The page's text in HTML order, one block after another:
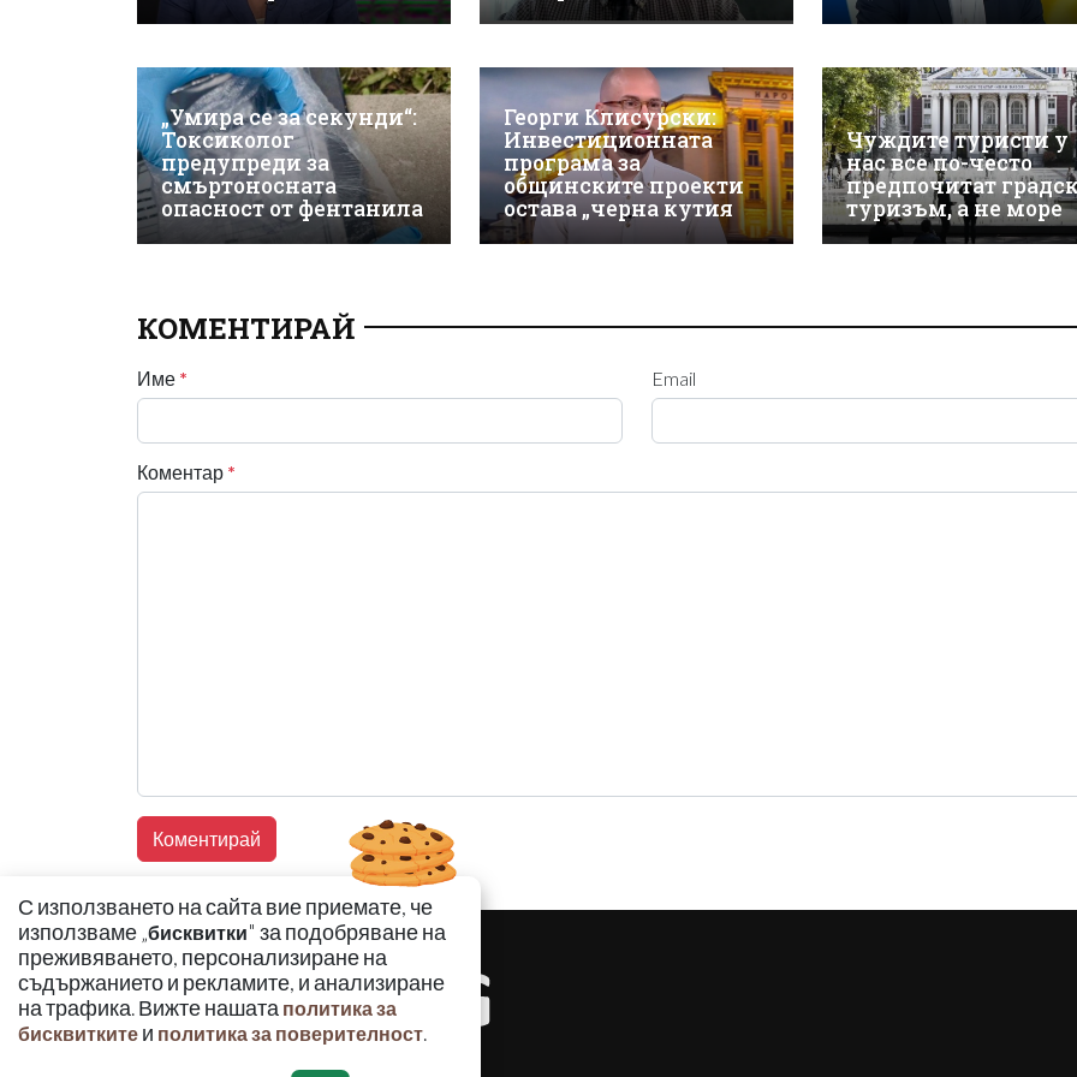
„Умира се за секунди“:
Токсиколог
предупреди за
смъртоносната
опасност от фентанила
Георги Клисурски:
Инвестиционната
програма за
общинските проекти
остава „черна кутия
Чуждите туристи у
нас все по-често
предпочитат
туризъм, а не море
КОМЕНТИРАЙ
Име * Email
Коментар *
С използването на сайта вие приемате, че
използваме „бисквитки" за подобряване на
преживяването, персонализиране на
съдържанието и рекламите, и анализиране
на трафика. Вижте нашата политика за
бисквитките и политика за поверителност.